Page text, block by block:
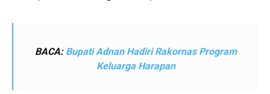
BACA: Bupati Adnan Hadiri Rakornas Program
Keluarga Harapan